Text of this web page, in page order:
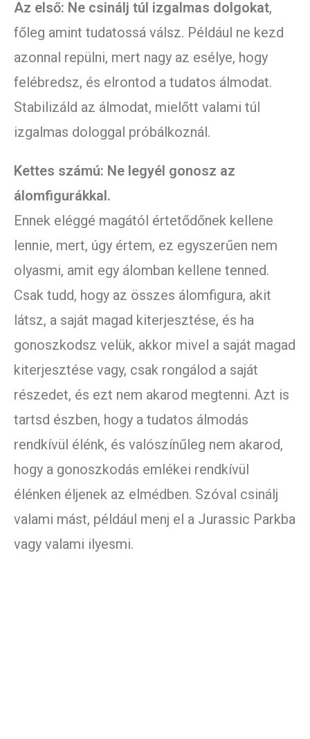
Az első: Ne csinálj túl izgalmas dolgokat,
főleg amint tudatossá válsz. Például ne kezd
azonnal repülni, mert nagy az esélye, hogy
felébredsz, és elrontod a tudatos álmodat.
Stabilizáld az álmodat, mielőtt valami túl
izgalmas dologgal próbálkoznál.
Kettes számú: Ne legyél gonosz az
álomfigurákkal.
Ennek eléggé magától értetődőnek kellene
lennie, mert, úgy értem, ez egyszerűen nem
olyasmi, amit egy álomban kellene tenned.
Csak tudd, hogy az összes álomfigura, akit
látsz, a saját magad kiterjesztése, és ha
gonoszkodsz velük, akkor mivel a saját magad
kiterjesztése vagy, csak rongálod a saját
részedet, és ezt nem akarod megtenni. Azt is
tartsd észben, hogy a tudatos álmodás
rendkívül élénk, és valószínűleg nem akarod,
hogy a gonoszkodás emlékei rendkívül
élénken éljenek az elmédben. Szóval csinálj
valami mást, például menj el a Jurassic Parkba
vagy valami ilyesmi.